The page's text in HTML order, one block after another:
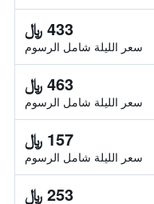
433 ﷼
سعر الليلة شامل الرسوم
463 ﷼
سعر الليلة شامل الرسوم
157 ﷼
سعر الليلة شامل الرسوم
253 ﷼